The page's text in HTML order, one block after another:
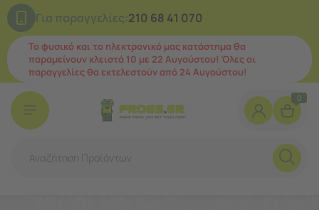
Για παραγγελίες:210 68 41 070
Το φυσικό και το ηλεκτρονικό μας κατάστημα θα
παραμείνουν κλειστά 10 με 22 Αυγούστου! Όλες οι
παραγγελίες θα εκτελεστούν από 24 Αυγούστου!
0